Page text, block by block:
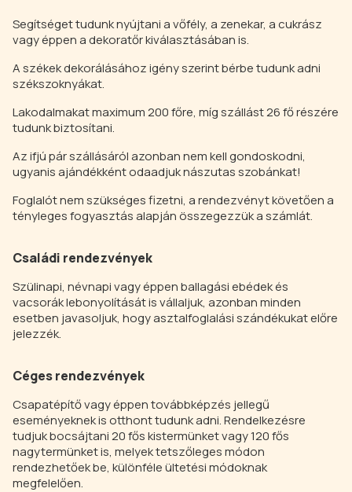
Segítséget tudunk nyújtani a vőfély, a zenekar, a cukrász
vagy éppen a dekoratőr kiválasztásában is.
A székek dekorálásához igény szerint bérbe tudunk adni
székszoknyákat.
Lakodalmakat maximum 200 főre, míg szállást 26 fő részére
tudunk biztosítani.
Az ifjú pár szállásáról azonban nem kell gondoskodni,
ugyanis ajándékként odaadjuk nászutas szobánkat!
Foglalót nem szükséges fizetni, a rendezvényt követően a
tényleges fogyasztás alapján összegezzük a számlát.
Családi rendezvények
Szülinapi, névnapi vagy éppen ballagási ebédek és
vacsorák lebonyolítását is vállaljuk, azonban minden
esetben javasoljuk, hogy asztalfoglalási szándékukat előre
jelezzék.
Céges rendezvények
Csapatépítő vagy éppen továbbképzés jellegű
eseményeknek is otthont tudunk adni. Rendelkezésre
tudjuk bocsájtani 20 fős kistermünket vagy 120 fős
nagytermünket is, melyek tetszőleges módon
rendezhetőek be, különféle ültetési módoknak
megfelelően.